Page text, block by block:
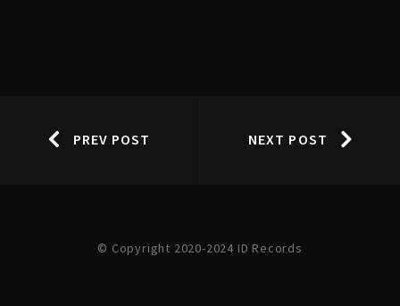
PREV POST NEXT POST
© Copyright 2020-2024 ID Records